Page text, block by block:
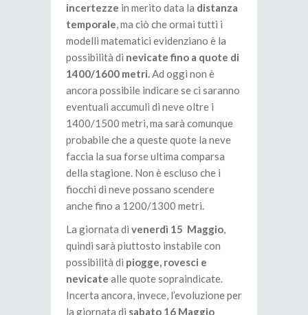
incertezze in merito data la distanza
temporale, ma ciò che ormai tutti i
modelli matematici evidenziano è la
possibilità di nevicate fino a quote di
1400/1600 metri.Ad oggi non è
ancora possibile indicare se ci saranno
eventuali accumuli di neve oltre i
1400/1500 metri, ma sarà comunque
probabile che a queste quote la neve
faccia la sua forse ultima comparsa
della stagione. Non è escluso che i
fiocchi di neve possano scendere
anche fino a 1200/1300 metri.
La giornata di venerdì 15 Maggio,
quindi sarà piuttosto instabile con
possibilità di piogge, rovesci e
nevicate alle quote sopraindicate.
Incerta ancora, invece, l’evoluzione per
la giornata di sabato 16 Maggio